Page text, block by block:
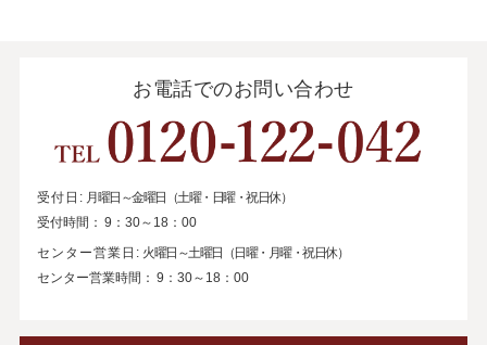
お電話でのお問い合わせ
受付日: 月曜日～金曜日（土曜・日曜・祝日休）
受付時間： 9：30～18：00
センター営業日: 火曜日～土曜日（日曜・月曜・祝日休）
センター営業時間： 9：30～18：00